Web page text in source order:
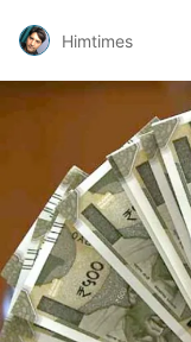
Himtimes